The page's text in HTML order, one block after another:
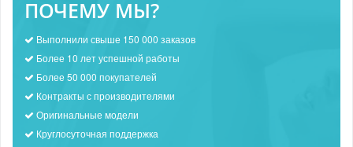
ПОЧЕМУ МЫ?
Выполнили свыше 150 000 заказов
Более 10 лет успешной работы
Более 50 000 покупателей
Контракты с производителями
Оригинальные модели
Круглосуточная поддержка